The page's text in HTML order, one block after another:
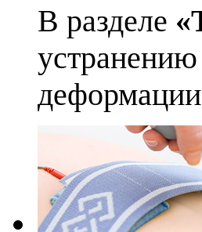
В разделе
деформации